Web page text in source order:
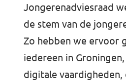
Jongerenadviesraad
de stem van de
Zo hebben we ervoor
iedereen in
digitale vaardigheden,